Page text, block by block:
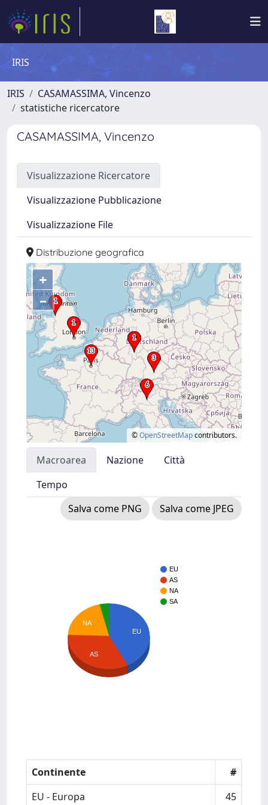
IRIS
IRIS
CASAMASSIMA, Vincenzo
statistiche ricercatore
CASAMASSIMA, Vincenzo
Visualizzazione Ricercatore
Visualizzazione Pubblicazione
Visualizzazione File
Distribuzione geografica
+
–
©OpenStreetMapcontributors.
Macroarea Nazione
Città
Tempo
Salva come PNG
Salva come JPEG
EU
AS
NA
SA
EU
NA
AS
Continente
#
EU - Europa
45